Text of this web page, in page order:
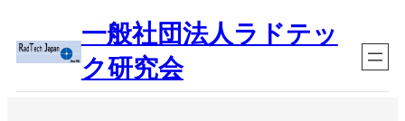
ス
一般社団法人ラドテッ
ク研究会